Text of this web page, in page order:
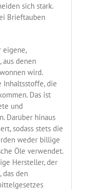
sich stark.
Brieftauben
eigene,
denen
wird.
Inhaltsstoffe, die
Das ist
und
Darüber hinaus
sodass stets die
weder billige
Öle verwendet.
Hersteller, der
das den